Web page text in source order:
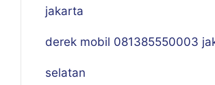
jakarta
derek mobil 081385550003
selatan